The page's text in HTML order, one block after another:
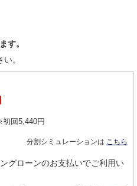
す。
。
回5,440円
分割シミュレーションは こちら
グローンのお支払いでご利用い